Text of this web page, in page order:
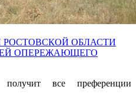
ОБЛАСТИ
ОПЕРЕЖАЮЩЕГО
все преференции